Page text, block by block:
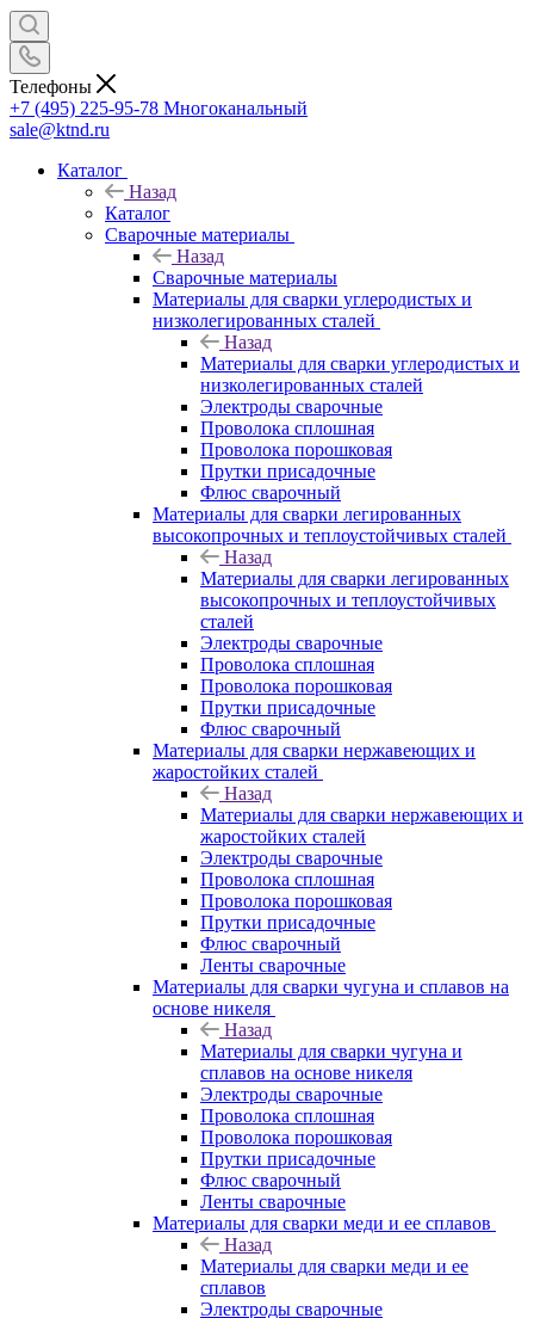
Телефоны
+7 (495) 225-95-78 Многоканальный
sale@ktnd.ru
Каталог
Назад
Каталог
Сварочные материалы
Назад
Сварочные материалы
Материалы для сварки углеродистых и
низколегированных сталей
Назад
Материалы для сварки углеродистых и
низколегированных сталей
Электроды сварочные
Проволока сплошная
Проволока порошковая
Прутки присадочные
Флюс сварочный
Материалы для сварки легированных
высокопрочных и теплоустойчивых сталей
Назад
Материалы для сварки легированных
высокопрочных и теплоустойчивых
сталей
Электроды сварочные
Проволока сплошная
Проволока порошковая
Прутки присадочные
Флюс сварочный
Материалы для сварки нержавеющих и
жаростойких сталей
Назад
Материалы для сварки нержавеющих и
жаростойких сталей
Электроды сварочные
Проволока сплошная
Проволока порошковая
Прутки присадочные
Флюс сварочный
Ленты сварочные
Материалы для сварки чугуна и сплавов на
основе никеля
Назад
Материалы для сварки чугуна и
сплавов на основе никеля
Электроды сварочные
Проволока сплошная
Проволока порошковая
Прутки присадочные
Флюс сварочный
Ленты сварочные
Материалы для сварки меди и ее сплавов
Назад
Материалы для сварки меди и ее
сплавов
Электроды сварочные